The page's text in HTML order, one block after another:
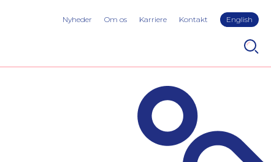
Nyheder Om os Karriere Kontakt English